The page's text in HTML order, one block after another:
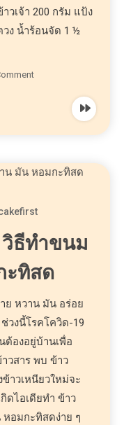
เจ้า 200 กรัม แป้ง
วง น้ำร้อนจัด 1 ½
วิธีทำขนม
ะทิสด
ย หวาน มัน อร่อย
วงนี้โรคโควิด-19
ต้องอยู่บ้านเพื่อ
วสาร พบ ข้าว
าวเหนียวใหม่จะ
ดไอเดียทำ ข้าว
อมกะทิสดง่าย ๆ